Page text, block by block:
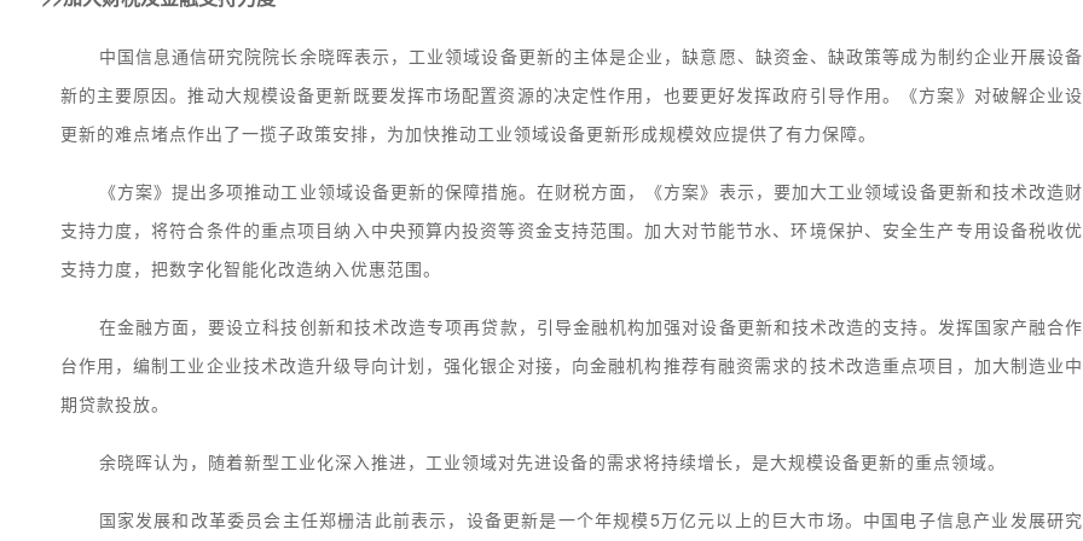
中国信息通信研究院院长余晓晖表示，工业领域设备更新的主体是企业，缺意愿、缺资金、缺政策等成为制约企业开展设
新的主要原因。推动大规模设备更新既要发挥市场配置资源的决定性作用，也要更好发挥政府引导作用。《方案》对破解企业
更新的难点堵点作出了一揽子政策安排，为加快推动工业领域设备更新形成规模效应提供了有力保障。
《方案》提出多项推动工业领域设备更新的保障措施。在财税方面，《方案》表示，要加大工业领域设备更新和技术改造
支持力度，将符合条件的重点项目纳入中央预算内投资等资金支持范围。加大对节能节水、环境保护、安全生产专用设备税收
支持力度，把数字化智能化改造纳入优惠范围。
在金融方面，要设立科技创新和技术改造专项再贷款，引导金融机构加强对设备更新和技术改造的支持。发挥国家产融合
台作用，编制工业企业技术改造升级导向计划，强化银企对接，向金融机构推荐有融资需求的技术改造重点项目，加大制造业
期贷款投放。
余晓晖认为，随着新型工业化深入推进，工业领域对先进设备的需求将持续增长，是大规模设备更新的重点领域。
国家发展和改革委员会主任郑栅洁此前表示，设备更新是一个年规模5万亿元以上的巨大市场。中国电子信息产业发展研